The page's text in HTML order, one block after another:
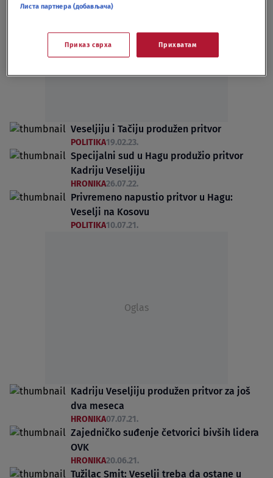
Veseljiju i Tačiju produžen pritvor
POLITIKA19.02.23.
Specijalni sud u Hagu produžio pritvor
Kadriju Veseljiju
HRONIKA26.07.22.
Privremeno napustio pritvor u Hagu:
Veselji na Kosovu
POLITIKA10.07.21.
Oglas
Kadriju Veseljiju produžen pritvor za još
dva meseca
HRONIKA07.07.21.
Zajedničko suđenje četvorici bivših lidera
OVK
HRONIKA20.06.21.
Tužilac Smit: Veselji treba da ostane u
Листа партнера (добављача)
Приказ сврха Прихватам